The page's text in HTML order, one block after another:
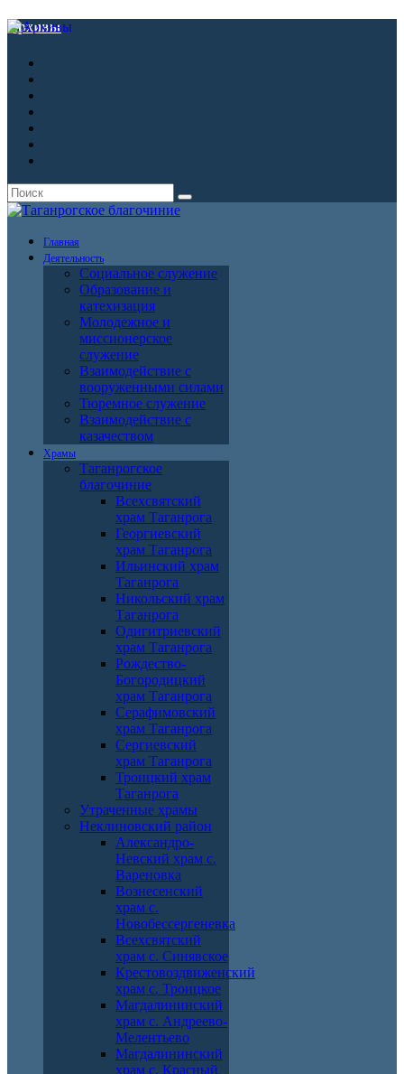
Архивы
Главная
Деятельность
Социальное служение
Образование и
катехизация
Молодежное и
миссионерское
служение
Взаимодействие с
вооруженными силами
Тюремное служение
Взаимодействие с
казачеством
Храмы
Таганрогское
благочиние
Всехсвятский
храм Таганрога
Георгиевский
храм Таганрога
Ильинский храм
Таганрога
Никольский храм
Таганрога
Одигитриевский
храм Таганрога
Рождество-
Богородицкий
храм Таганрога
Серафимовский
храм Таганрога
Сергиевский
храм Таганрога
Троицкий храм
Таганрога
Утраченные храмы
Неклиновский район
Александро-
Невский храм с.
Вареновка
Вознесенский
храм с.
Новобессергеневка
Всехсвятский
храм с. Синявское
Крестовоздвиженский
храм с. Троицкое
Магдалининский
храм с. Андреево-
Мелентьево
Магдалининский
храм с. Красный